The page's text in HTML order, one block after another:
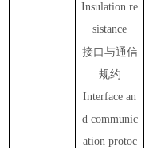
Insulation re
sistance
接口与通信
规约
Interface an
d communic
ation protoc